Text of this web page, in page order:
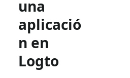
una
aplicació
n en
Logto